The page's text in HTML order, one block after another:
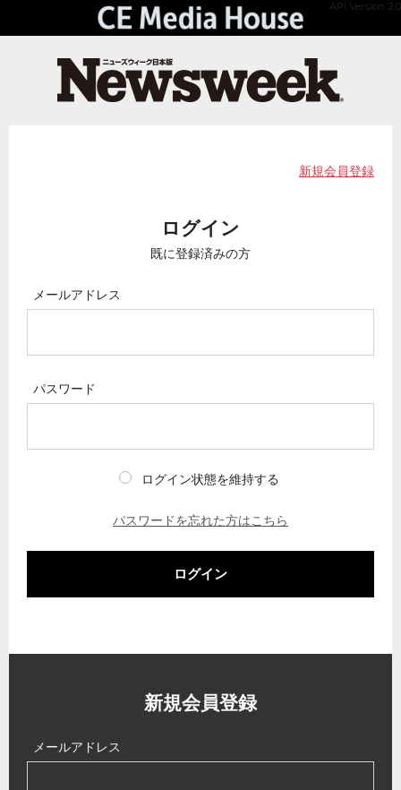
API Version 2.0
新規会員登録
ログイン
既に登録済みの方
メールアドレス
パスワード
ログイン状態を維持する
パスワードを忘れた方はこちら
ログイン
新規会員登録
メールアドレス